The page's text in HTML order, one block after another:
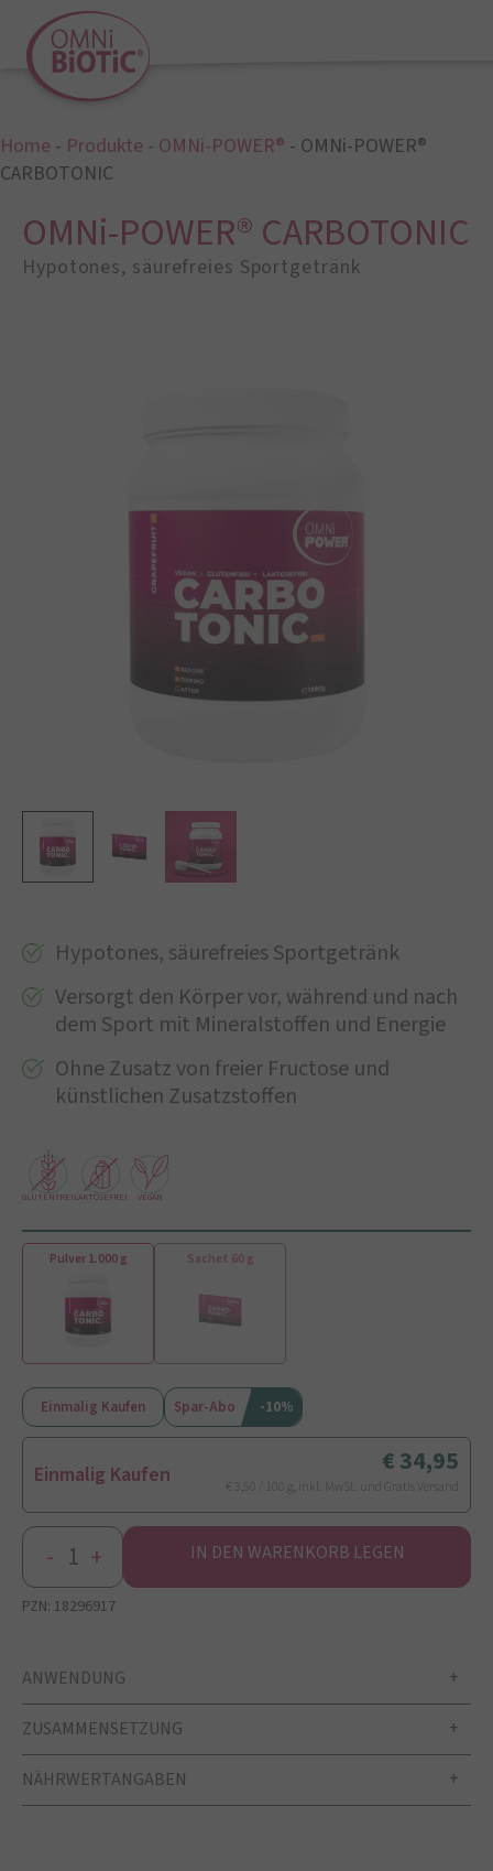
Home - Produkte - OMNi-POWER® - OMNi-POWER®
CARBOTONIC
OMNi-POWER® CARBOTONIC
Hypotones, säurefreies Sportgetränk
Hypotones, säurefreies Sportgetränk
Versorgt den Körper vor, während und nach
dem Sport mit Mineralstoffen und Energie
Ohne Zusatz von freier Fructose und
künstlichen Zusatzstoffen
GLUTENFREILAKTOSEFREI VEGAN
Pulver 1.000 g Sachet 60 g
Einmalig Kaufen Spar-Abo -10%
Einmalig Kaufen 34,95
€ 3,50 / 100 g, inkl. MwSt. und Gratis Versand
- + IN DEN WARENKORB LEGEN
PZN: 18296917
ANWENDUNG
ZUSAMMENSETZUNG
NÄHRWERTANGABEN